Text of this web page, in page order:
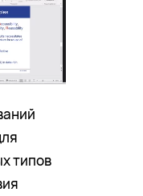
типов